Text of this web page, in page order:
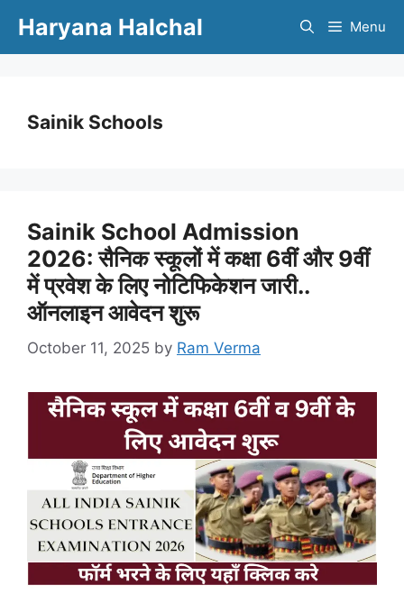
content
Haryana Halchal Menu
Sainik Schools
Sainik School Admission
2026: सैनिक स्कूलों में कक्षा 6वीं और 9वीं
में प्रवेश के लिए नोटिफिकेशन जारी..
ऑनलाइन आवेदन शुरू
October 11, 2025 by Ram Verma